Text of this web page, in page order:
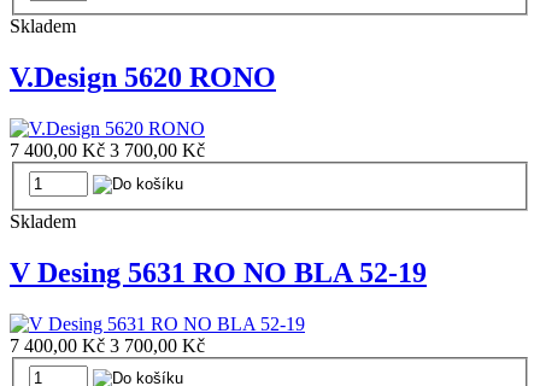
Skladem
V.Design 5620 RONO
7 400,00 Kč 3 700,00 Kč
Skladem
V Desing 5631 RO NO BLA 52-19
7 400,00 Kč 3 700,00 Kč